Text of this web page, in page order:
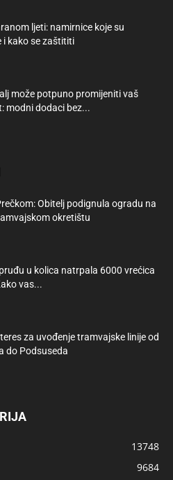
ljeti: namirnice koje su
i kako se zaštititi
može potpuno promijeniti vaš
modni dodaci bez...
Obitelj podignula ogradu na
okretištu
u kolica natrpala 6000 vrećica
vas...
za uvođenje tramvajske linije od
do Podsuseda
13748
9684